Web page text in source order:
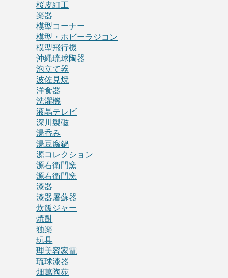
桜皮細工
楽器
模型コーナー
模型・ホビーラジコン
模型飛行機
沖縄琉球陶器
泡立て器
波佐見焼
洋食器
洗濯機
液晶テレビ
深川製磁
湯呑み
湯豆腐鍋
源コレクション
源右衛門窯
源右衛門窯
漆器
漆器屠蘇器
炊飯ジャー
焼酎
独楽
玩具
理美容家電
琉球漆器
畑萬陶苑